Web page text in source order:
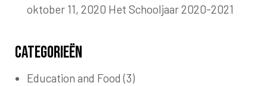
oktober 11, 2020 Het Schooljaar 2020-2021
Categorieën
Education and Food (3)